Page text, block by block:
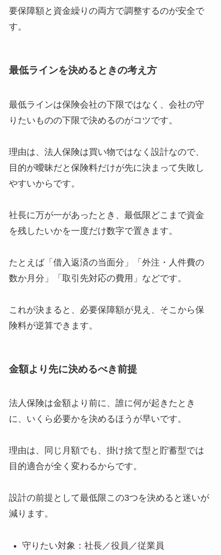
要保障額と資金繰りの両方で調整するのが安全で
す。
最低ラインを決めるときの考え方
最低ラインは保険会社の下限ではなく、会社の守
りたいものの下限で決めるのがコツです。
理由は、法人保険は買い物ではなく設計なので、
目的が曖昧だと保険料だけが先に決まって失敗し
やすいからです。
社長に万が一があったとき、最低限どこまで資金
を残したいかを一度だけ数字で置きます。
たとえば「借入返済の当面分」「外注・人件費の
数か月分」「取引先対応の費用」などです。
これが決まると、必要保障額が見え、そこから保
険料が逆算できます。
金額より先に決めるべき前提
法人保険は金額より前に、誰に何が起きたとき
に、いくら必要かを決めるほうが早いです。
理由は、同じ月額でも、掛け捨て型と貯蓄型では
目的適合が全く変わるからです。
設計の前提として最低限この3つを決めると迷いが
減ります。
守りたい対象：社長／役員／従業員